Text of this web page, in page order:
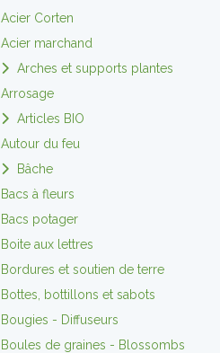
Acier Corten
Acier marchand
Arches et supports plantes
Arrosage
Articles BIO
Autour du feu
Bâche
Bacs à fleurs
Bacs potager
Boite aux lettres
Bordures et soutien de terre
Bottes, bottillons et sabots
Bougies - Diffuseurs
Boules de graines - Blossombs